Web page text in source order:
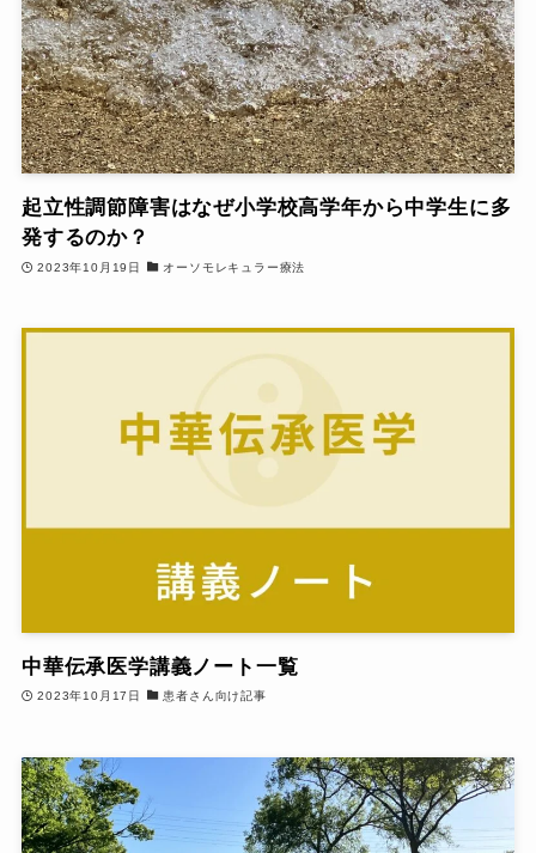
起立性調節障害はなぜ小学校高学年から中学生に多
発するのか？
2023年10月19日 オーソモレキュラー療法
中華伝承医学講義ノート一覧
2023年10月17日 患者さん向け記事